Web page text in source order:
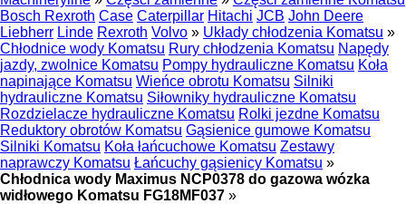
Bosch Rexroth Case Caterpillar Hitachi JCB John Deere
Liebherr Linde Rexroth Volvo » Układy chłodzenia Komatsu »
Chłodnice wody Komatsu Rury chłodzenia Komatsu Napędy
jazdy, zwolnice Komatsu Pompy hydrauliczne Komatsu Koła
napinające Komatsu Wieńce obrotu Komatsu Silniki
hydrauliczne Komatsu Siłowniky hydrauliczne Komatsu
Rozdzielacze hydrauliczne Komatsu Rolki jezdne Komatsu
Reduktory obrotów Komatsu Gąsienice gumowe Komatsu
Silniki Komatsu Koła łańcuchowe Komatsu Zestawy
naprawczy Komatsu Łańcuchy gąsienicy Komatsu »
Chłodnica wody Maximus NCP0378 do gazowa wózka
widłowego Komatsu FG18MF037 »